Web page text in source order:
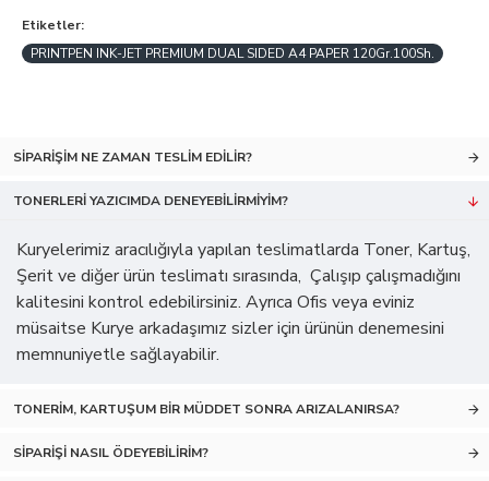
Etiketler:
PRINTPEN INK-JET PREMIUM DUAL SIDED A4 PAPER 120Gr.100Sh.
SIPARIŞIM NE ZAMAN TESLIM EDILIR?
TONERLERI YAZICIMDA DENEYEBILIRMIYIM?
Kuryelerimiz aracılığıyla yapılan teslimatlarda Toner, Kartuş,
Şerit ve diğer ürün teslimatı sırasında, Çalışıp çalışmadığını
kalitesini kontrol edebilirsiniz. Ayrıca Ofis veya eviniz
müsaitse Kurye arkadaşımız sizler için ürünün denemesini
memnuniyetle sağlayabilir.
TONERIM, KARTUŞUM BIR MÜDDET SONRA ARIZALANIRSA?
SIPARIŞI NASIL ÖDEYEBILIRIM?